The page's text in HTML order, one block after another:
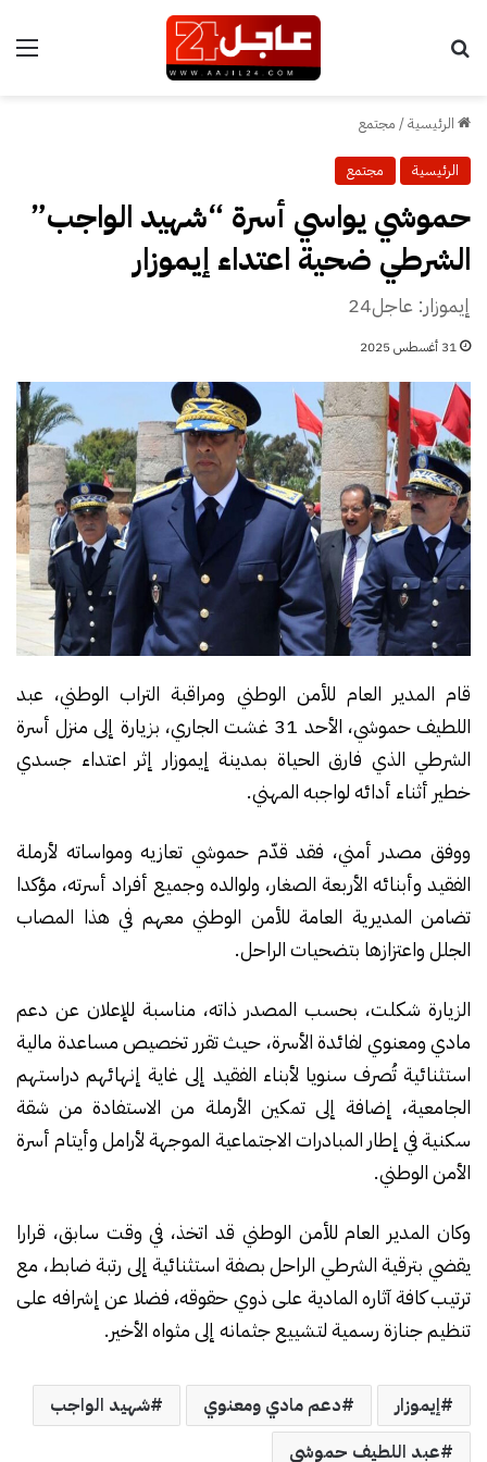
الرئيسية/ مجتمع
الرئيسية مجتمع
حموشي يواسي أسرة “شهيد الواجب”
الشرطي ضحية اعتداء إيموزار
إيموزار: عاجل24
31 أغسطس 2025
قام المدير العام للأمن الوطني ومراقبة التراب الوطني، عبد
اللطيف حموشي، الأحد 31 غشت الجاري، بزيارة إلى منزل أسرة
الشرطي الذي فارق الحياة بمدينة إيموزار إثر اعتداء جسدي
خطير أثناء أدائه لواجبه المهني.
ووفق مصدر أمني، فقد قدّم حموشي تعازيه ومواساته لأرملة
الفقيد وأبنائه الأربعة الصغار، ولوالده وجميع أفراد أسرته، مؤكدا
تضامن المديرية العامة للأمن الوطني معهم في هذا المصاب
الجلل واعتزازها بتضحيات الراحل.
الزيارة شكلت، بحسب المصدر ذاته، مناسبة للإعلان عن دعم
مادي ومعنوي لفائدة الأسرة، حيث تقرر تخصيص مساعدة مالية
استثنائية تُصرف سنويا لأبناء الفقيد إلى غاية إنهائهم دراستهم
الجامعية، إضافة إلى تمكين الأرملة من الاستفادة من شقة
سكنية في إطار المبادرات الاجتماعية الموجهة لأرامل وأيتام أسرة
الأمن الوطني.
وكان المدير العام للأمن الوطني قد اتخذ، في وقت سابق، قرارا
يقضي بترقية الشرطي الراحل بصفة استثنائية إلى رتبة ضابط، مع
ترتيب كافة آثاره المادية على ذوي حقوقه، فضلا عن إشرافه على
تنظيم جنازة رسمية لتشييع جثمانه إلى مثواه الأخير.
إيموزار دعم مادي ومعنوي
شهيد الواجب
عبد اللطيف حموشي